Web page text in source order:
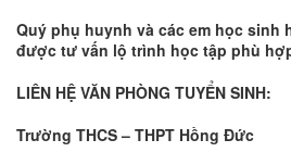
Quý phụ huynh và các em học sinh
được tư vấn lộ trình học tập phù
LIÊN HỆ VĂN PHÒNG TUYỂN SINH:
Trường THCS – THPT Hồng Đức